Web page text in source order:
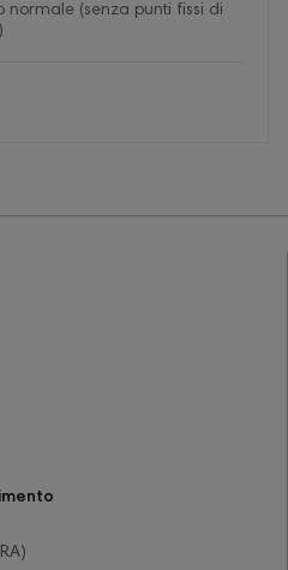
normale (senza punti fissi di